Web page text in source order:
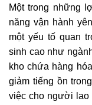
Một trong những
năng vận hành
một yếu tố quan
sinh cao như
kho chứa hàng
giảm tiếng ồn
việc cho người lao